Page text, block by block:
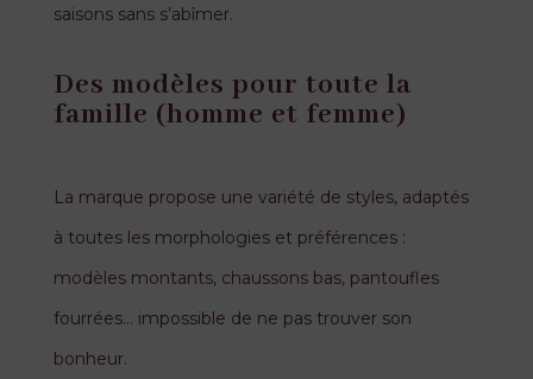
saisons sans s’abîmer.
Des modèles pour toute la
famille (homme et femme)
La marque propose une variété de styles, adaptés
à toutes les morphologies et préférences :
modèles montants, chaussons bas, pantoufles
fourrées… impossible de ne pas trouver son
bonheur.